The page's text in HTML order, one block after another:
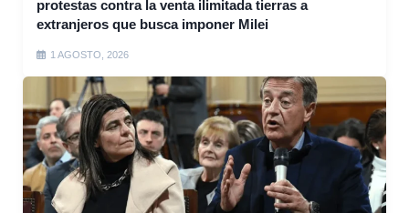
protestas contra la venta ilimitada tierras a
extranjeros que busca imponer Milei
1 AGOSTO, 2026